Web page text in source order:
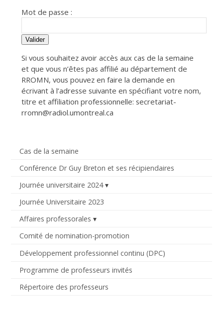
Cas de la semaine
Conférence Dr Guy Breton et ses récipiendaires
Journée universitaire 2024
Journée Universitaire 2023
Affaires professorales
Comité de nomination-promotion
Développement professionnel continu (DPC)
Programme de professeurs invités
Répertoire des professeurs
Mot de passe :
Valider
Si vous souhaitez avoir accès aux cas de la semaine
et que vous n’êtes pas affilié au département de
RROMN, vous pouvez en faire la demande en
écrivant à l’adresse suivante en spécifiant votre nom,
titre et affiliation professionnelle: secretariat-
rromn@radiol.umontreal.ca